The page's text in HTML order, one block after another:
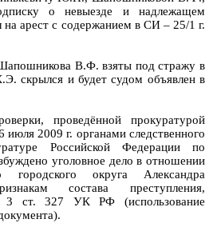
о невыезде и надлежащем
на арест с содержанием в СИ – 25/1 г.
В.Ф. взяты под стражу в
скрылся и будет судом объявлен в
проведённой прокуратурой
июля 2009 г. органами следственного
Российской Федерации по
уголовное дело в отношении
городского округа Александра
состава преступления,
3 ст. 327 УК РФ (использование